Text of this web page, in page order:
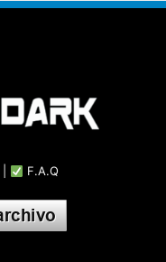
F.A.Q